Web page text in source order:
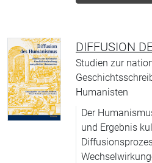
DIFFUSION
Studien zur
Humanisten
Der
und Ergebnis